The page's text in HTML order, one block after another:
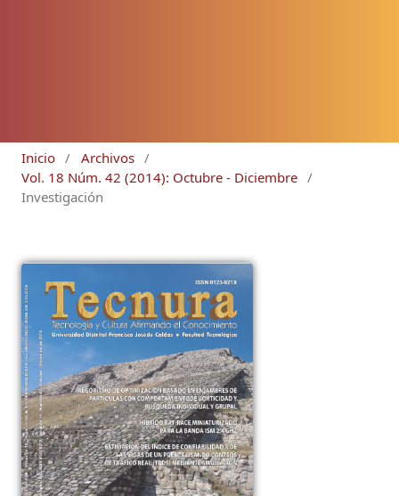
Inicio / Archivos /
Vol. 18 Núm. 42 (2014): Octubre - Diciembre /
Investigación